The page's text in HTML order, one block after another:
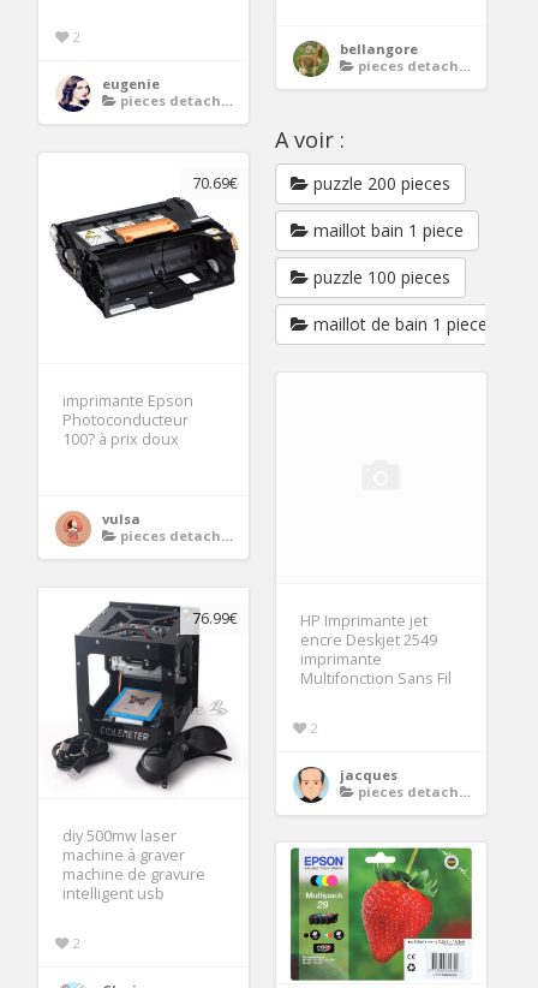
bellangore
pieces detachees imprimante
2
eugenie
pieces detachees imprimante
A voir :
puzzle 200 pieces
maillot bain 1 piece
puzzle 100 pieces
maillot de bain 1 piece
70.69€
imprimante Epson
Photoconducteur
100? à prix doux
vulsa
pieces detachees imprimante
HP Imprimante jet
encre Deskjet 2549
imprimante
Multifonction Sans Fil
2
jacques
pieces detachees imprimante
76.99€
diy 500mw laser
machine à graver
machine de gravure
intelligent usb
2